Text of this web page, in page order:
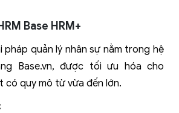
Base HRM+
pháp quản lý nhân sự nằm trong hệ
Base.vn, được tối ưu hóa cho
có quy mô từ vừa đến lớn.